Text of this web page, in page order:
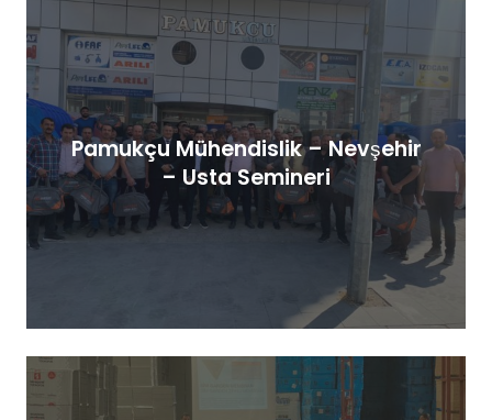
Pamukçu Mühendislik – Nevşehir
– Usta Semineri